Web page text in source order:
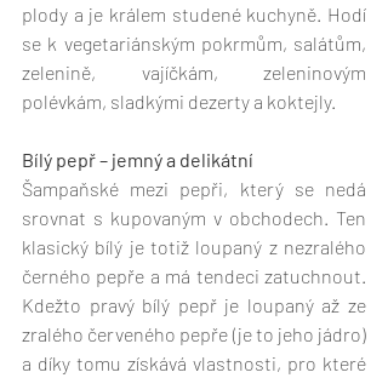
plody a je králem studené kuchyně. Hodí
se k vegetariánským pokrmům, salátům,
zelenině, vajíčkám, zeleninovým
polévkám, sladkými dezerty a koktejly.
Bílý pepř – jemný a delikátní
Šampaňské mezi pepři, který se nedá
srovnat s kupovaným v obchodech. Ten
klasický bílý je totiž loupaný z nezralého
černého pepře a má tendeci zatuchnout.
Kdežto pravý bílý pepř je loupaný až ze
zralého červeného pepře (je to jeho jádro)
a díky tomu získává vlastnosti, pro které